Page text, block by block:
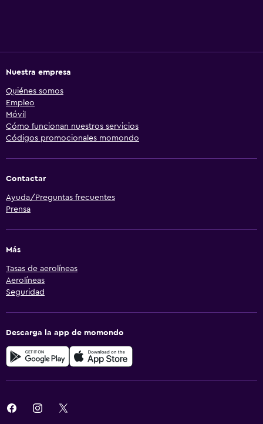
Nuestra empresa
Quiénes somos
Empleo
Móvil
Cómo funcionan nuestros servicios
Códigos promocionales momondo
Contactar
Ayuda/Preguntas frecuentes
Prensa
Más
Tasas de aerolíneas
Aerolíneas
Seguridad
Descarga la app de momondo